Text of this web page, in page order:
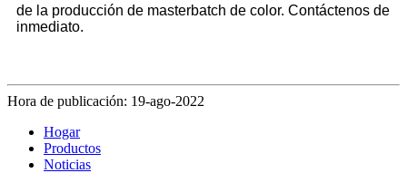
de la producción de masterbatch de color. Contáctenos de
inmediato.
Hora de publicación: 19-ago-2022
Hogar
Productos
Noticias